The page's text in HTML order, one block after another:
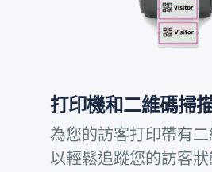
打印機和二維碼掃
為您的訪客打印帶有
以輕鬆追蹤您的訪客